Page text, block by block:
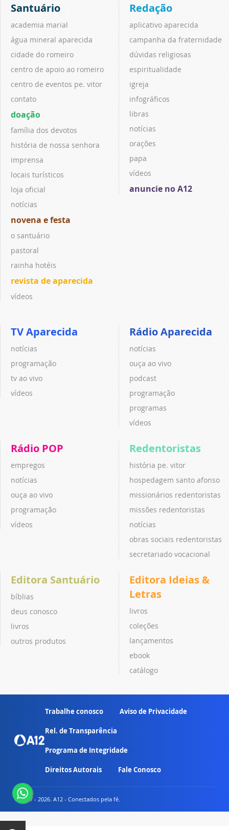
Santuário
academia marial
água mineral aparecida
cidade do romeiro
centro de apoio ao romeiro
centro de eventos pe. vitor
contato
doação
família dos devotos
história de nossa senhora
imprensa
locais turísticos
loja oficial
notícias
novena e festa
o santuário
pastoral
rainha hotéis
revista de aparecida
vídeos
Redação
aplicativo aparecida
campanha da fraternidade
dúvidas religiosas
espiritualidade
igreja
infográficos
libras
notícias
orações
papa
vídeos
anuncie no A12
TV Aparecida
notícias
programação
tv ao vivo
vídeos
Rádio Aparecida
notícias
ouça ao vivo
podcast
programação
programas
vídeos
Rádio POP
empregos
notícias
ouça ao vivo
programação
vídeos
Redentoristas
história pe. vitor
hospedagem santo afonso
missionários redentoristas
missões redentoristas
notícias
obras sociais redentoristas
secretariado vocacional
Editora Santuário
bíblias
deus conosco
livros
outros produtos
Editora Ideias &
Letras
livros
coleções
lançamentos
ebook
catálogo
Trabalhe conosco Aviso de Privacidade
Rel. de Transparência
Programa de Integridade
Direitos Autorais Fale Conosco
© 2007 - 2026. A12 - Conectados pela fé.